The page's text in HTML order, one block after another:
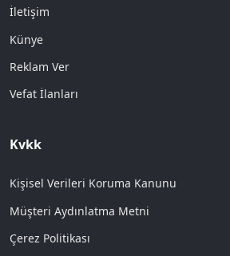
İletişim
Künye
Reklam Ver
Vefat İlanları
Kvkk
Kişisel Verileri Koruma Kanunu
Müşteri Aydınlatma Metni
Çerez Politikası